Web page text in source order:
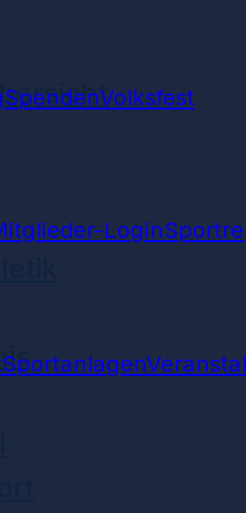
SpendenVolksfest
Login
Sportanlagen